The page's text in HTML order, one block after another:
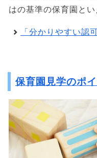
はの基準の保育園とい
「分かりやすい認
保育園見学のポ